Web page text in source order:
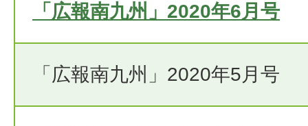
「広報南九州」2020年6月号
「広報南九州」2020年5月号